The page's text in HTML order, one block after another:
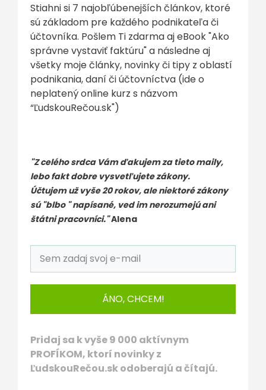
Stiahni si 7 najobľúbenejších článkov, ktoré
sú základom pre každého podnikateľa či
účtovníka. Pošlem Ti zdarma aj eBook "Ako
správne vystaviť faktúru" a následne aj
všetky moje články, novinky či tipy z oblastí
podnikania, daní či účtovníctva (ide o
neplatený online kurz s názvom
“ĽudskouRečou.sk")
"Z celého srdca Vám ďakujem za tieto maily,
lebo fakt dobre vysvetľujete zákony.
Účtujem už vyše 20 rokov, ale niektoré zákony
sú "blbo " napísané, ved im nerozumejú ani
štátni pracovníci."Alena
ÁNO, CHCEM!
Pridaj sa k vyše 9 000 aktívnym
PROFÍKOM, ktorí novinky z
ĽudskouRečou.sk odoberajú a čítajú.